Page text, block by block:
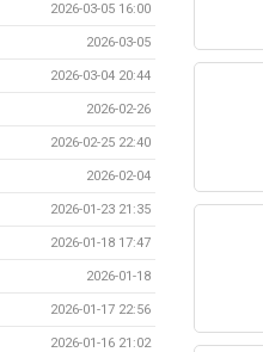
2026-03-05 16:00
2026-03-05
2026-03-04 20:44
2026-02-26
2026-02-25 22:40
2026-02-04
2026-01-23 21:35
2026-01-18 17:47
2026-01-18
2026-01-17 22:56
2026-01-16 21:02